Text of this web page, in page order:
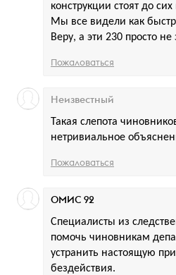
конструкции стоят до сих
Мы все видели как
Веру, а эти 230 просто
Пожаловаться
Такая слепота
нетривиальное
Неизвестный
Пожаловаться
Специалисты из
помочь чиновникам
устранить настоящую
бездействия.
ОМИС 92